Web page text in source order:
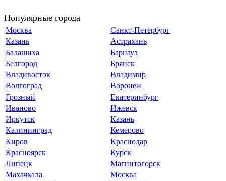
Популярные города
Москва
Санкт-Петербург
Казань
Астрахань
Балашиха
Барнаул
Белгород
Брянск
Владивосток
Владимир
Волгоград
Воронеж
Грозный
Екатеринбург
Иваново
Ижевск
Иркутск
Казань
Калининград
Кемерово
Киров
Краснодар
Красноярск
Курск
Липецк
Магнитогорск
Махачкала
Москва